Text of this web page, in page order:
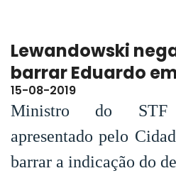
Lewandowski
barrar Eduardo
15-08-2019
Ministro do STF
apresentado pelo
barrar a indicação do